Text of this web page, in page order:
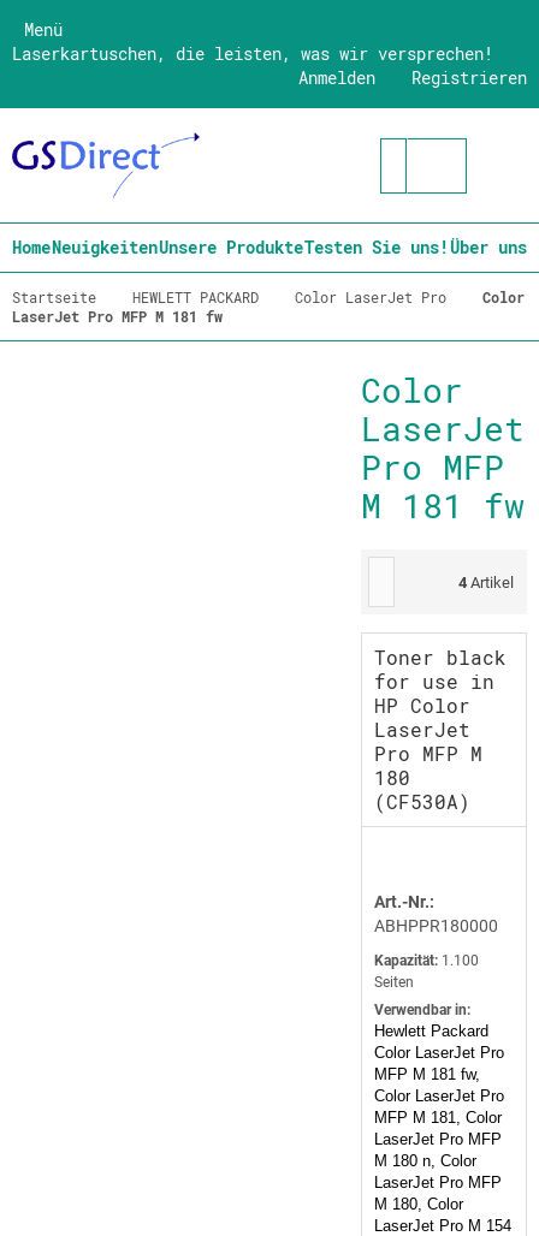
Menü
Laserkartuschen, die leisten, was wir versprechen!
Registrieren
Anmelden
HomeNeuigkeitenUnsere ProdukteTesten Sie uns!Über uns
Startseite HEWLETT PACKARD Color LaserJet Pro
Color
LaserJet Pro MFP M 181 fw
Color
LaserJet
Pro MFP
M 181 fw
4 Artikel
Toner black
for use in
HP Color
LaserJet
Pro MFP M
180
(CF530A)
Art.-Nr.:
ABHPPR180000
Kapazität: 1.100
Seiten
Verwendbar in:
Hewlett Packard
Color LaserJet Pro
MFP M 181 fw,
Color LaserJet Pro
MFP M 181, Color
LaserJet Pro MFP
M 180 n, Color
LaserJet Pro MFP
M 180, Color
LaserJet Pro M 154